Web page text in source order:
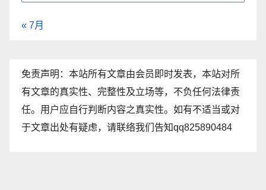
« 7月
免责声明：本站所有文章由会员即时发表，本站对所
有文章的真实性、完整性及立场等，不负任何法律责
任。用户应自行判断内容之真实性。如有不适当或对
于文章出处有疑虑，请联络我们告知qq825890484